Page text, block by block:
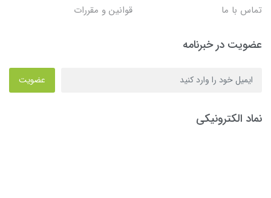
تماس با ما
قوانین و مقررات
عضویت در خبرنامه
عضویت
نماد الکترونیکی